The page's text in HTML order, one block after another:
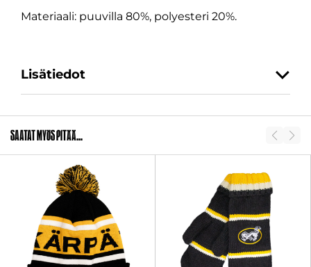
Materiaali: puuvilla 80%, polyesteri 20%.
Lisätiedot
Koko
S, M, L, XL, XXL, 3XL, 4XL
SKU
Saatat myös pitää...